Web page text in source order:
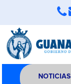
NOTICIAS